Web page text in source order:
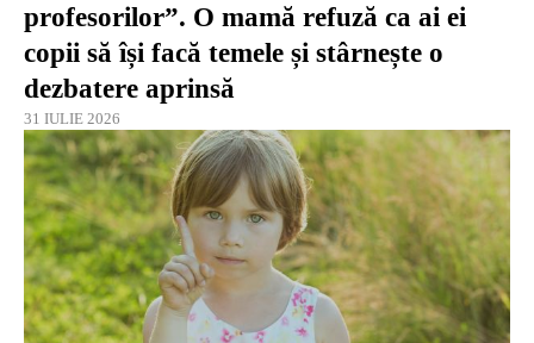
profesorilor”. O mamă refuză ca ai ei
copii să își facă temele și stârnește o
dezbatere aprinsă
31 IULIE 2026